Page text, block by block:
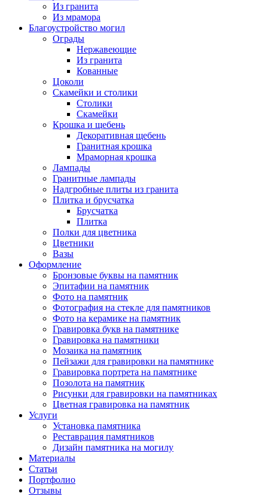
Из гранита
Из мрамора
Благоустройство могил
Ограды
Нержавеющие
Из гранита
Кованные
Цоколи
Скамейки и столики
Столики
Скамейки
Крошка и щебень
Декоративная щебень
Гранитная крошка
Мраморная крошка
Лампады
Гранитные лампады
Надгробные плиты из гранита
Плитка и брусчатка
Брусчатка
Плитка
Полки для цветника
Цветники
Вазы
Оформление
Бронзовые буквы на памятник
Эпитафии на памятник
Фото на памятник
Фотография на стекле для памятников
Фото на керамике на памятник
Гравировка букв на памятнике
Гравировка на памятники
Мозаика на памятник
Пейзажи для гравировки на памятнике
Гравировка портрета на памятнике
Позолота на памятник
Рисунки для гравировки на памятниках
Цветная гравировка на памятник
Услуги
Установка памятника
Реставрация памятников
Дизайн памятника на могилу
Материалы
Статьи
Портфолио
Отзывы